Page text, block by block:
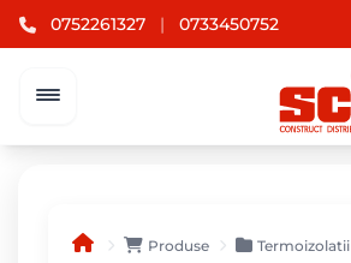
0752261327 | 0733450752
Produse Termoizolatii